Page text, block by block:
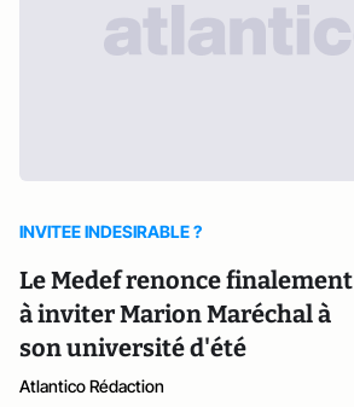
INVITEE INDESIRABLE ?
Le Medef renonce finalement
à inviter Marion Maréchal à
son université d'été
Atlantico Rédaction